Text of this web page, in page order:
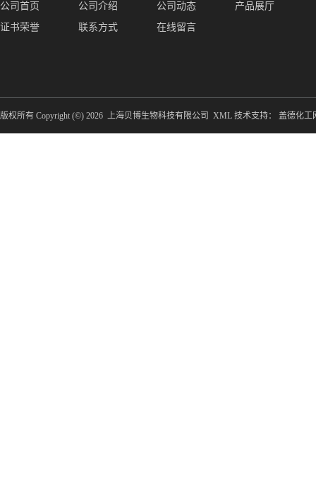
公司首页 公司介绍 公司动态
产品展厅
证书荣誉
联系方式 在线留言
版权所有 Copyright (©) 2026 上海贝博生物科技有限公司 XML 技术支持： 盖德化工